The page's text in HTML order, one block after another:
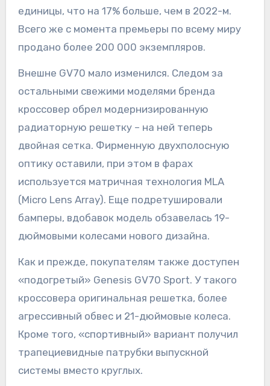
единицы, что на 17% больше, чем в 2022-м.
Всего же с момента премьеры по всему миру
продано более 200 000 экземпляров.
Внешне GV70 мало изменился. Следом за
остальными свежими моделями бренда
кроссовер обрел модернизированную
радиаторную решетку – на ней теперь
двойная сетка. Фирменную двухполосную
оптику оставили, при этом в фарах
используется матричная технология MLA
(Micro Lens Array). Еще подретушировали
бамперы, вдобавок модель обзавелась 19-
дюймовыми колесами нового дизайна.
Как и прежде, покупателям также доступен
«подогретый» Genesis GV70 Sport. У такого
кроссовера оригинальная решетка, более
агрессивный обвес и 21-дюймовые колеса.
Кроме того, «спортивный» вариант получил
трапециевидные патрубки выпускной
системы вместо круглых.